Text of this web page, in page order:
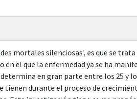
mortales silenciosas', es que se trata
el que la enfermedad ya se ha
en gran parte entre los 25 y
tienen durante el proceso de